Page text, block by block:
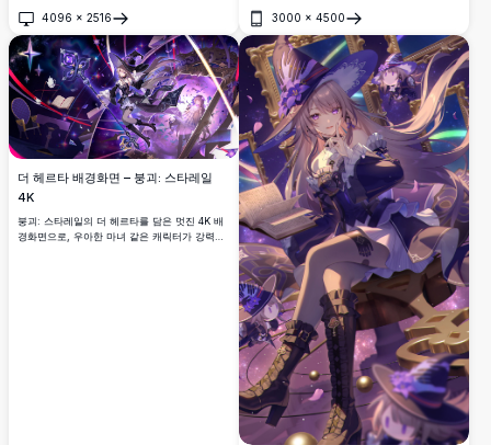
4096 × 2516
열기
금빛 은행나무 잎 사이에서 커피잔을 들고 있는
멋진 4K 배경화면.
3000 × 4500
열기
더 헤르타 배경화면 – 붕괴: 스타레일
4K
붕괴: 스타레일의 더 헤르타를 담은 멋진 4K 배
경화면으로, 우아한 마녀 같은 캐릭터가 강력한